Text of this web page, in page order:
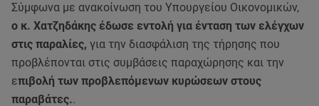
Σύμφωνα με ανακοίνωση του Υπουργείου Οικονομικών,
ο κ. Χατζηδάκης έδωσε εντολή για ένταση των ελέγχων
στις παραλίες, για την διασφάλιση της τήρησης που
προβλέπονται στις συμβάσεις παραχώρησης και την
επιβολή των προβλεπόμενων κυρώσεων στους
παραβάτες..